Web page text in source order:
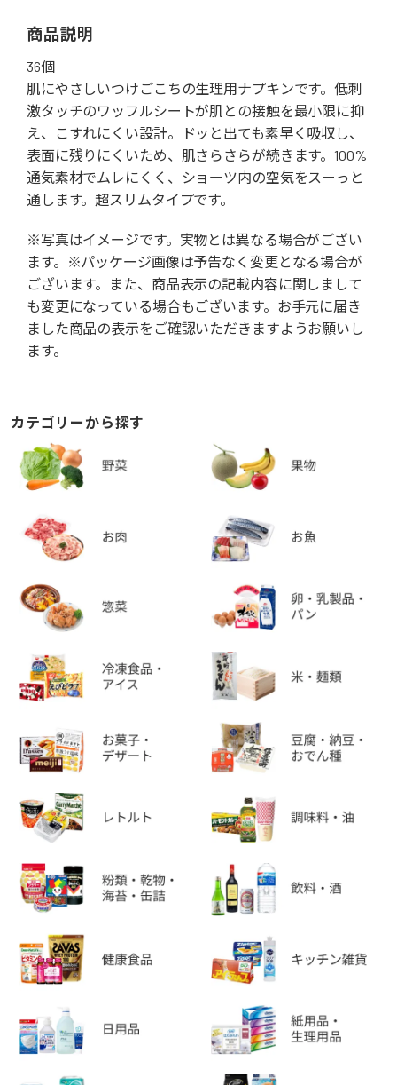
商品説明
36個
肌にやさしいつけごこちの生理用ナプキンです。低刺
激タッチのワッフルシートが肌との接触を最小限に抑
え、こすれにくい設計。ドッと出ても素早く吸収し、
表面に残りにくいため、肌さらさらが続きます。100%
通気素材でムレにくく、ショーツ内の空気をスーっと
通します。超スリムタイプです。
※写真はイメージです。実物とは異なる場合がござい
ます。※パッケージ画像は予告なく変更となる場合が
ございます。また、商品表示の記載内容に関しまして
も変更になっている場合もございます。お手元に届き
ました商品の表示をご確認いただきますようお願いし
ます。
カテゴリーから探す